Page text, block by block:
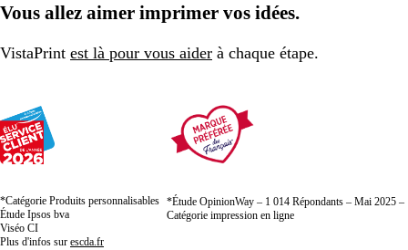
Vous allez aimer imprimer vos idées.
VistaPrint est là pour vous aider à chaque étape.
*Catégorie Produits personnalisables
Étude Ipsos bva
Viséo CI
Plus d'infos sur escda.fr
*Étude OpinionWay – 1 014 Répondants – Mai 2025 –
Catégorie impression en ligne